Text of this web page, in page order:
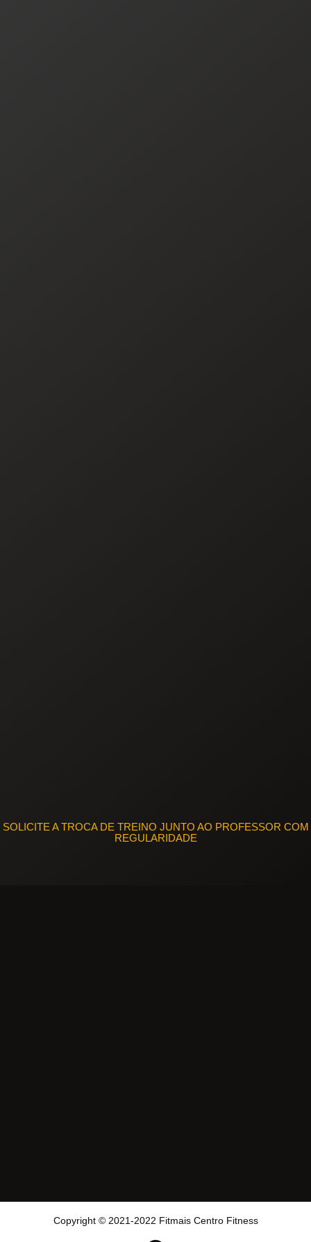
SOLICITE A TROCA DE TREINO JUNTO AO PROFESSOR COM
REGULARIDADE
Copyright © 2021-2022 Fitmais Centro Fitness